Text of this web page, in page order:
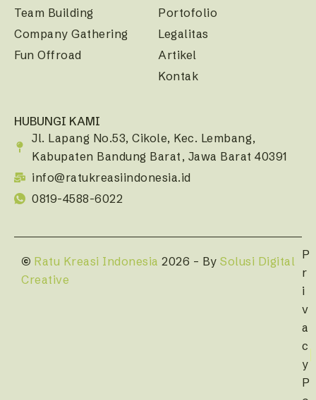
Team Building
Company Gathering
Fun Offroad
Portofolio
Legalitas
Artikel
Kontak
HUBUNGI KAMI
Jl. Lapang No.53, Cikole, Kec. Lembang,
Kabupaten Bandung Barat, Jawa Barat 40391
info@ratukreasiindonesia.id
0819-4588-6022
© Ratu Kreasi Indonesia 2026 – By Solusi Digital
Creative
P
r
i
v
a
c
y
P